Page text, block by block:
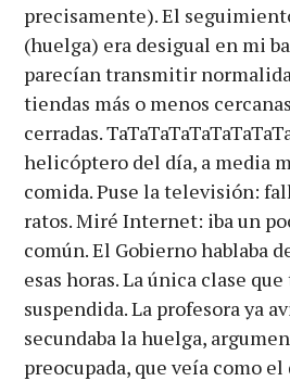
precisamente). El
(huelga) era desigual en mi
parecían transmitir
tiendas más o menos
cerradas.
helicóptero del día, a media
comida. Puse la televisión:
ratos. Miré Internet: iba un
común. El Gobierno hablaba
esas horas. La única clase
suspendida. La profesora ya
secundaba la huelga,
preocupada, que veía como el